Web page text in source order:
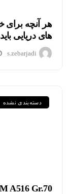
های دریایی باید
s.zebarjadi
دسته‌بندی نشده